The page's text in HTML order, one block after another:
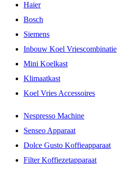
Haier
Bosch
Siemens
Inbouw Koel Vriescombinatie
Mini Koelkast
Klimaatkast
Koel Vries Accessoires
Nespresso Machine
Senseo Apparaat
Dolce Gusto Koffieapparaat
Filter Koffiezetapparaat